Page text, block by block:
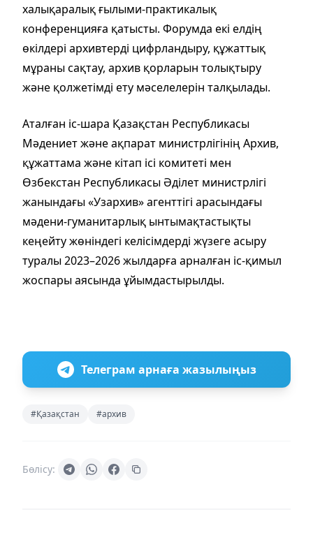
халықаралық ғылыми-практикалық
конференцияға қатысты. Форумда екі елдің
өкілдері архивтерді цифрландыру, құжаттық
мұраны сақтау, архив қорларын толықтыру
және қолжетімді ету мәселелерін талқылады.
Аталған іс-шара Қазақстан Республикасы
Мәдениет және ақпарат министрлігінің Архив,
құжаттама және кітап ісі комитеті мен
Өзбекстан Республикасы Әділет министрлігі
жанындағы «Узархив» агенттігі арасындағы
мәдени-гуманитарлық ынтымақтастықты
кеңейту жөніндегі келісімдерді жүзеге асыру
туралы 2023–2026 жылдарға арналған іс-қимыл
жоспары аясында ұйымдастырылды.
Телеграм арнаға жазылыңыз
#Қазақстан #архив
Бөлісу: